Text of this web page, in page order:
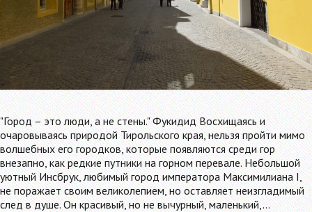
"Город – это люди, а не стены." Фукидид Восхищаясь и
очаровываясь природой Тирольского края, нельзя пройти мимо
волшебных его городков, которые появляются среди гор
внезапно, как редкие путники на горном перевале. Небольшой
уютный Инсбрук, любимый город императора Максимилиана I,
не поражает своим великолепием, но оставляет неизгладимый
след в душе. Он красивый, но не вычурный, маленький,…